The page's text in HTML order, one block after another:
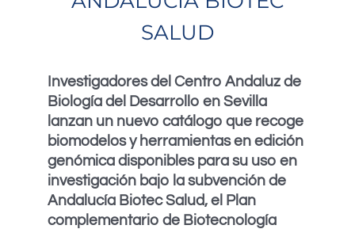
SALUD
Investigadores del Centro Andaluz de
Biología del Desarrollo en Sevilla
lanzan un nuevo catálogo que recoge
biomodelos y herramientas en edición
genómica disponibles para su uso en
investigación bajo la subvención de
Andalucía Biotec Salud, el Plan
complementario de Biotecnología